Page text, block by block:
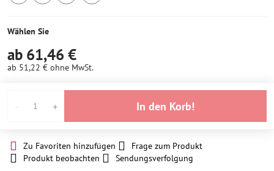
auf
Wählen Sie
ab 61,46 €
ab 51,22 € ohne MwSt.
In den Korb!
Zu Favoriten hinzufügen
Frage zum Produkt
Produkt beobachten
Sendungsverfolgung